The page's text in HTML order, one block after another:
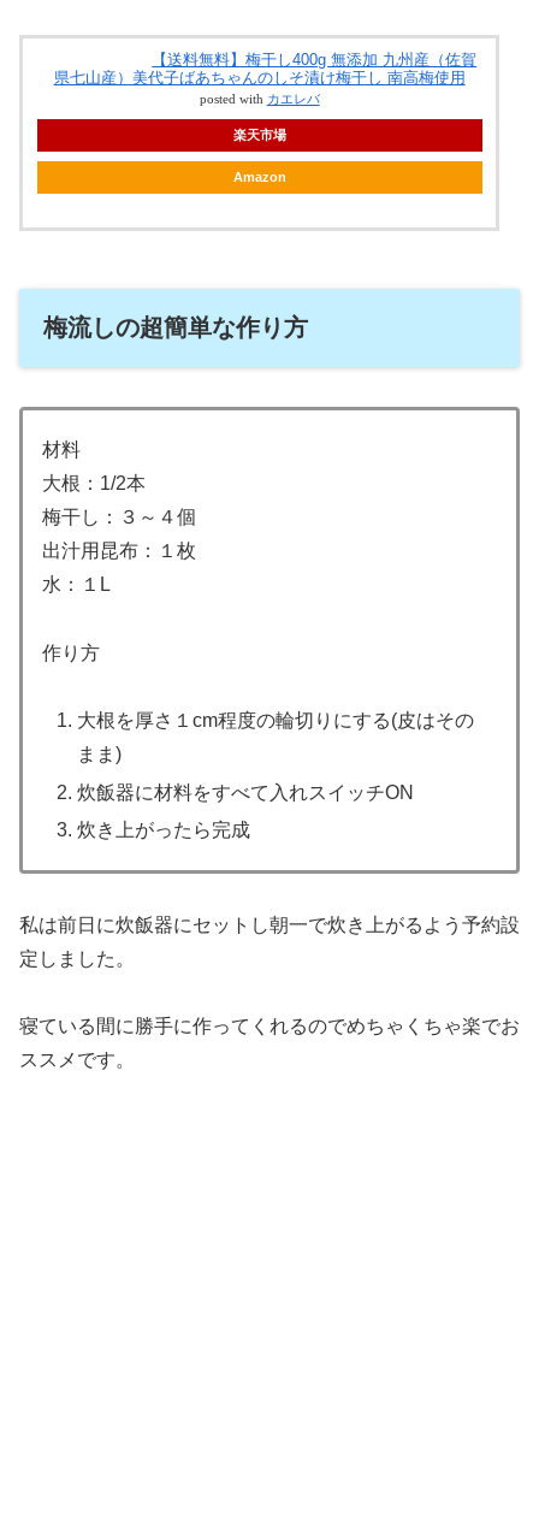
【送料無料】梅干し400g 無添加 九州産（佐賀
県七山産）美代子ばあちゃんのしそ漬け梅干し 南高梅使用
posted with カエレバ
楽天市場
Amazon
梅流しの超簡単な作り方
材料
大根：1/2本
梅干し：３～４個
出汁用昆布：１枚
水：１L
作り方
大根を厚さ１cm程度の輪切りにする(皮はその
まま)
炊飯器に材料をすべて入れスイッチON
炊き上がったら完成
私は前日に炊飯器にセットし朝一で炊き上がるよう予約設
定しました。
寝ている間に勝手に作ってくれるのでめちゃくちゃ楽でお
ススメです。